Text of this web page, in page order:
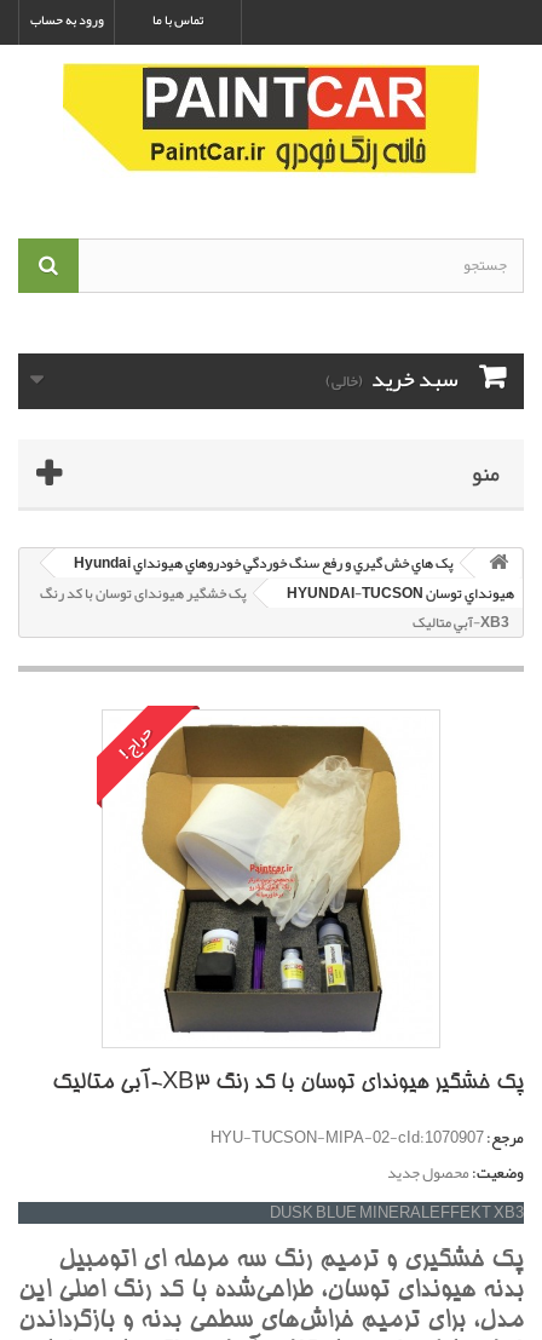
ورود به حساب تماس با ما
سبد خرید (خالی)
منو
پک هاي خش گيري و رفع سنگ خوردگي خودروهاي هيونداي Hyundai
هيونداي توسان HYUNDAI-TUCSON
پک خشگير هیوندای توسان با کد رنگ
XB3-آبي متاليک
حراج!
پک خشگير هیوندای توسان با کد رنگ XB3-آبي متاليک
مرجع:HYU-TUCSON-MIPA-02-cId:1070907
وضعیت:محصول جدید
DUSK BLUE MINERALEFFEKT XB3
پک خشگيري و ترميم رنگ سه مرحله اي اتومبيل
بدنه هيونداي توسان، طراحي‌شده با کد رنگ اصلي اين
مدل، براي ترميم خراش‌هاي سطحي بدنه و بازگرداندن